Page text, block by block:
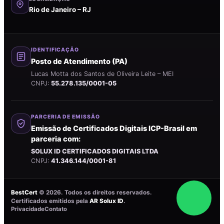
Rio de Janeiro – RJ
IDENTIFICAÇÃO
Posto de Atendimento (PA)
Lucas Motta dos Santos de Oliveira Leite – MEI
CNPJ: 55.278.135/0001-05
PARCERIA DE EMISSÃO
Emissão de Certificados Digitais ICP-Brasil em
parceria com:
SOLUX ID CERTIFICADOS DIGITAIS LTDA
CNPJ: 41.346.144/0001-81
BestCert © 2026. Todos os direitos reservados.
Certificados emitidos pela AR Solux ID.
PrivacidadeContato